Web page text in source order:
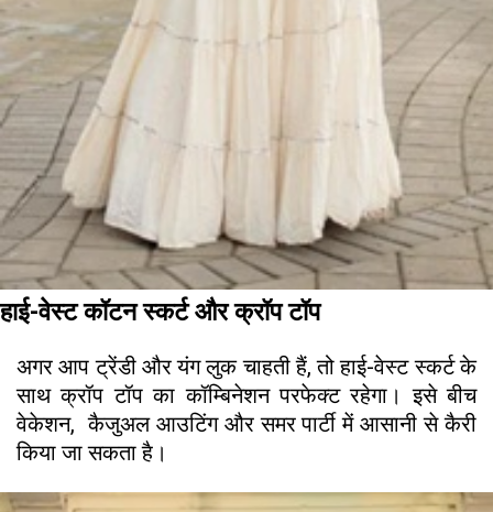
हाई-वेस्ट कॉटन स्कर्ट और क्रॉप टॉप
अगर आप ट्रेंडी और यंग लुक चाहती हैं, तो हाई-वेस्ट स्कर्ट के
साथ क्रॉप टॉप का कॉम्बिनेशन परफेक्ट रहेगा। इसे बीच
वेकेशन, कैजुअल आउटिंग और समर पार्टी में आसानी से कैरी
किया जा सकता है।